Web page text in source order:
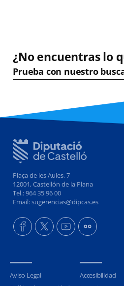
¿No encuentras lo
Prueba con nuestro
Plaça de les Aules, 7
12001, Castellón de la Plana
Tel.: 964 35 96 00
Email: sugerencias@dipcas.es
Aviso Legal
Accesibilidad